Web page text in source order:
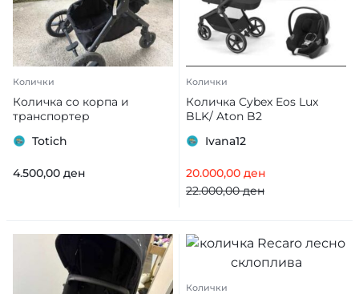
Колички
Количка со корпа и
транспортер
Totich
4.500,00 ден
Колички
Количка Cybex Eos Lux
BLK/ Aton B2
Ivana12
22.000,00ден
20.000,00 ден
Колички